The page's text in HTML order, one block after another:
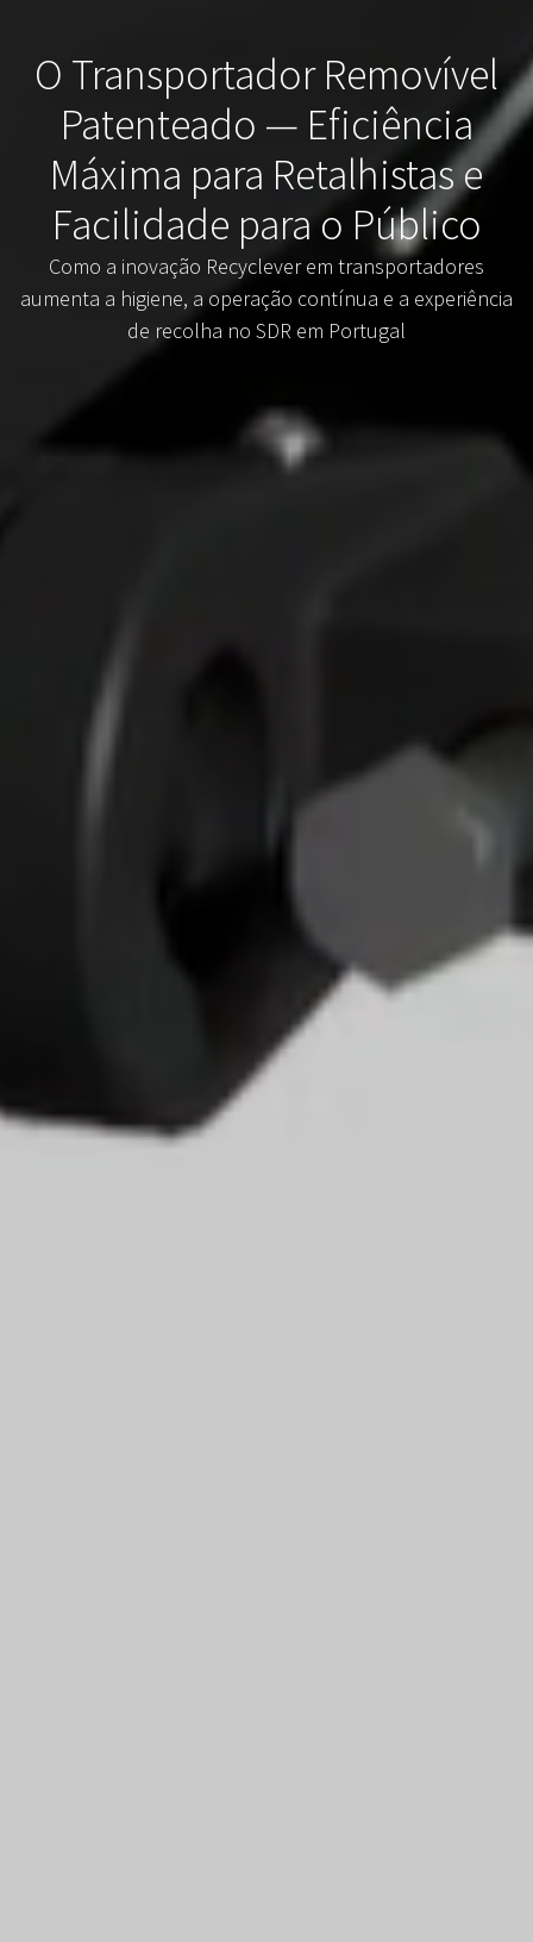
O Transportador Removível
Patenteado — Eficiência
Máxima para Retalhistas e
Facilidade para o Público
Como a inovação Recyclever em transportadores
aumenta a higiene, a operação contínua e a experiência
de recolha no SDR em Portugal